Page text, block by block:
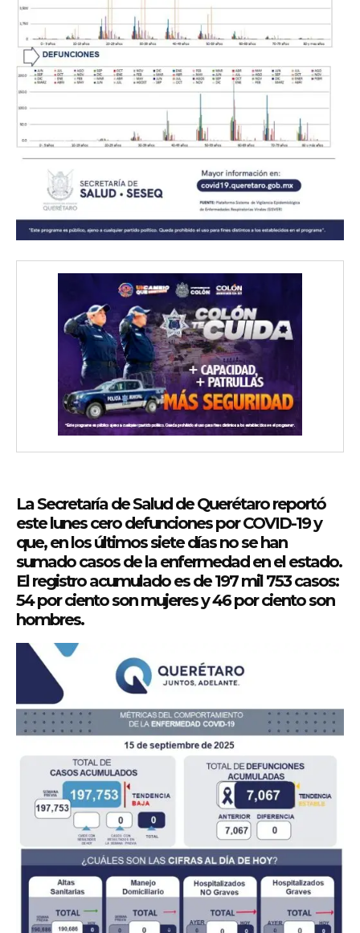
La Secretaría de Salud de Querétaro reportó
este lunes cero defunciones por COVID-19 y
que, en los últimos siete días no se han
sumado casos de la enfermedad en el estado.
El registro acumulado es de 197 mil 753 casos:
54 por ciento son mujeres y 46 por ciento son
hombres.